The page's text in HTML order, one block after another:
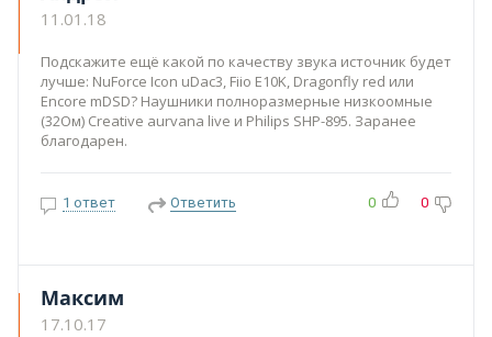
11.01.18
Подскажите ещё какой по качеству звука источник будет
лучше: NuForce Icon uDac3, Fiio E10K, Dragonfly red или
Encore mDSD? Наушники полноразмерные низкоомные
(32Ом) Creative aurvana live и Philips SHP-895. Заранее
благодарен.
1 ответ Ответить 0 0
Максим
17.10.17